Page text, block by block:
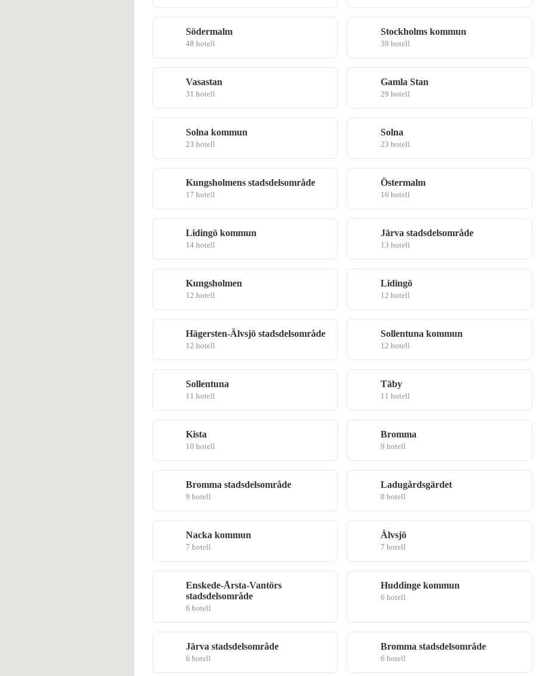
Södermalm
48 hotell
Stockholms kommun
39 hotell
Vasastan
31 hotell
Gamla Stan
29 hotell
Solna kommun
23 hotell
Solna
23 hotell
Kungsholmens stadsdelsområde
17 hotell
Östermalm
16 hotell
Lidingö kommun
14 hotell
Järva stadsdelsområde
13 hotell
Kungsholmen
12 hotell
Lidingö
12 hotell
Hägersten-Älvsjö stadsdelsområde
12 hotell
Sollentuna kommun
12 hotell
Sollentuna
11 hotell
Täby
11 hotell
Kista
10 hotell
Bromma
9 hotell
Bromma stadsdelsområde
9 hotell
Ladugårdsgärdet
8 hotell
Nacka kommun
7 hotell
Älvsjö
7 hotell
Enskede-Årsta-Vantörs
stadsdelsområde
6 hotell
Huddinge kommun
6 hotell
Järva stadsdelsområde
6 hotell
Bromma stadsdelsområde
6 hotell